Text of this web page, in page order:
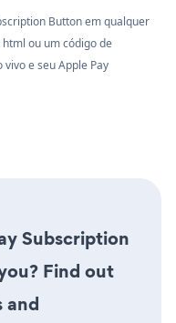
Button em qualquer
ou um código de
e seu Apple Pay
Subscription
Find out
and